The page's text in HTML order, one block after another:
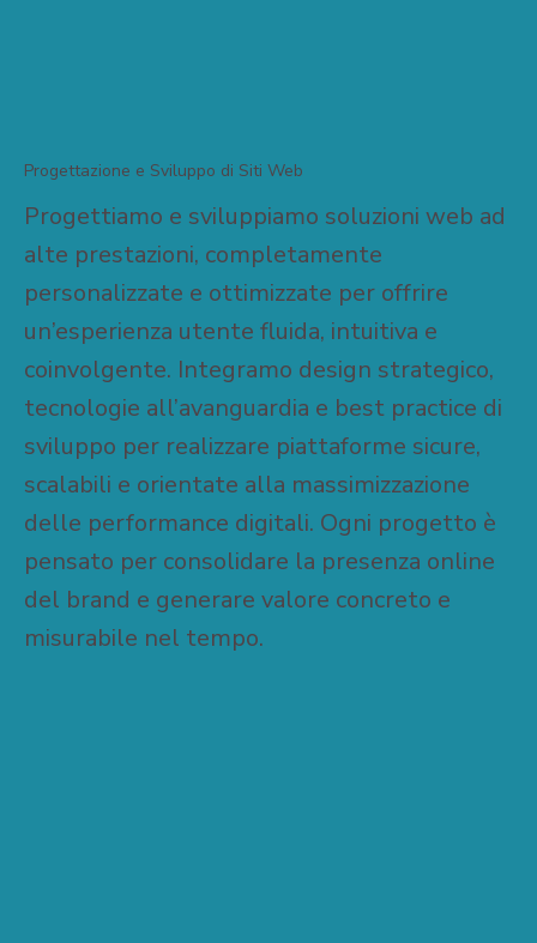
Progettazione e Sviluppo di Siti Web
Progettiamo e sviluppiamo soluzioni web ad
alte prestazioni, completamente
personalizzate e ottimizzate per offrire
un’esperienza utente fluida, intuitiva e
coinvolgente. Integramo design strategico,
tecnologie all’avanguardia e best practice di
sviluppo per realizzare piattaforme sicure,
scalabili e orientate alla massimizzazione
delle performance digitali. Ogni progetto è
pensato per consolidare la presenza online
del brand e generare valore concreto e
misurabile nel tempo.